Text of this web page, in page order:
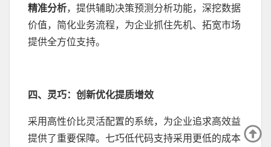
精准分析，提供辅助决策预测分析功能，深挖数据
价值，简化业务流程，为企业抓住先机、拓宽市场
提供全方位支持。
四、灵巧：创新优化提质增效
采用高性价比灵活配置的系统，为企业追求高效益
提供了重要保障。七巧低代码支持采用更低的成本